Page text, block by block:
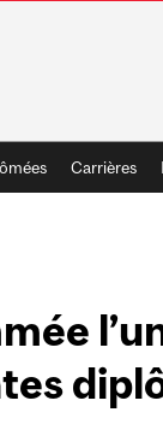
Carrières